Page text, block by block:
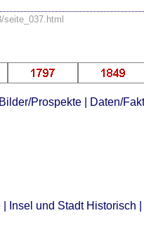
Bilder/Prospekte| Daten/
Insel und Stadt Historisch